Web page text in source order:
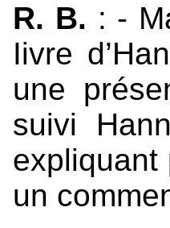
R. B. : -
Iivre
une
suivi
expliquant
un